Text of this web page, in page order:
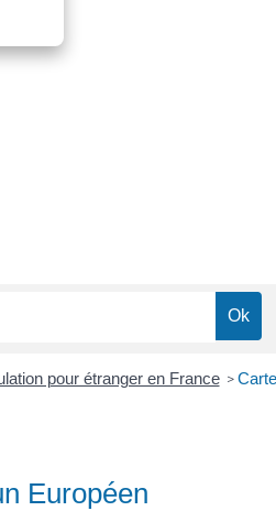
pour étranger en France >
Européen